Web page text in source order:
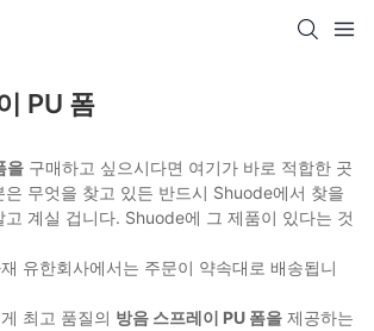
PU 폼
을 구매하고 싶으시다면 여기가 바로 적합한 곳
은 무엇을 찾고 있든 반드시 Shuode에서 찾을
고 계실 겁니다. Shuode에 그 제품이 있다는 것
유한회사에서는 주문이 약속대로 배송됩니
최고 품질의 방음 스프레이 PU 폼을 제공하는